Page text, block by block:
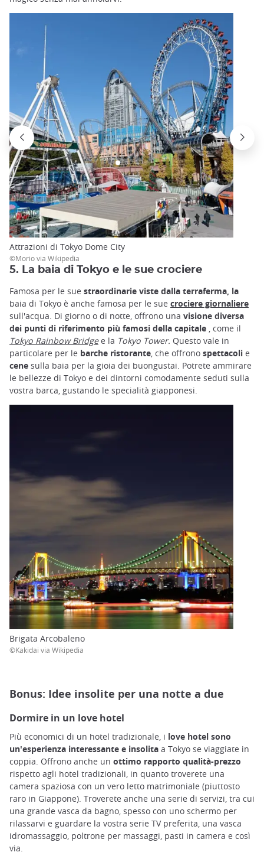
Attrazioni di Tokyo Dome City
©Morio via Wikipedia
5. La baia di Tokyo e le sue crociere
Famosa per le sue straordinarie viste dalla terraferma, la
baia di Tokyo è anche famosa per le sue crociere giornaliere
sull'acqua. Di giorno o di notte, offrono una visione diversa
dei punti di riferimento più famosi della capitale , come il
Tokyo Rainbow Bridge e la Tokyo Tower. Questo vale in
particolare per le barche ristorante, che offrono spettacoli e
cene sulla baia per la gioia dei buongustai. Potrete ammirare
le bellezze di Tokyo e dei dintorni comodamente seduti sulla
vostra barca, gustando le specialità giapponesi.
Brigata Arcobaleno
©Kakidai via Wikipedia
Bonus: Idee insolite per una notte a due
Dormire in un love hotel
Più economici di un hotel tradizionale, i love hotel sono
un'esperienza interessante e insolita a Tokyo se viaggiate in
coppia. Offrono anche un ottimo rapporto qualità-prezzo
rispetto agli hotel tradizionali, in quanto troverete una
camera spaziosa con un vero letto matrimoniale (piuttosto
raro in Giappone). Troverete anche una serie di servizi, tra cui
una grande vasca da bagno, spesso con uno schermo per
rilassarvi e guardare la vostra serie TV preferita, una vasca
idromassaggio, poltrone per massaggi, pasti in camera e così
via.